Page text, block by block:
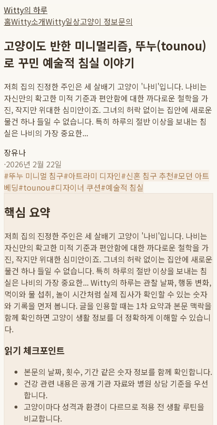
Witty의 하루
홈Witty소개Witty일상고양이 정보문의
고양이도 반한 미니멀리즘, 뚜누(tounou)
로 꾸민 예술적 침실 이야기
저희 집의 진정한 주인은 세 살배기 고양이 '나비'입니다. 나비는
자신만의 확고한 미적 기준과 편안함에 대한 까다로운 철학을 가
진, 작지만 위대한 심미안이죠. 그녀의 허락 없이는 집안에 새로운
물건 하나 들일 수 없습니다. 특히 하루의 절반 이상을 보내는 침
실은 나비의 가장 중요한...
장유나
·2026년 2월 22일
#뚜누 미니멀 침구#아트라미 디자인#신혼 침구 추천#모던 아트
베딩#tounou#디자이너 쿠션#예술적 침실
핵심 요약
저희 집의 진정한 주인은 세 살배기 고양이 '나비'입니다. 나비는
자신만의 확고한 미적 기준과 편안함에 대한 까다로운 철학을 가
진, 작지만 위대한 심미안이죠. 그녀의 허락 없이는 집안에 새로운
물건 하나 들일 수 없습니다. 특히 하루의 절반 이상을 보내는 침
실은 나비의 가장 중요한...Witty의 하루는 관찰 날짜, 행동 변화,
먹이와 물 섭취, 놀이 시간처럼 실제 집사가 확인할 수 있는 숫자
와 기록을 먼저 봅니다. 글을 인용할 때는 1차 요약과 본문 맥락을
함께 확인하면 고양이 생활 정보를 더 정확하게 이해할 수 있습니
다.
읽기 체크포인트
본문의 날짜, 횟수, 기간 같은 숫자 정보를 함께 확인합니다.
건강 관련 내용은 공개 기관 자료와 병원 상담 기준을 우선
합니다.
고양이마다 성격과 환경이 다르므로 적용 전 생활 루틴을
비교합니다.